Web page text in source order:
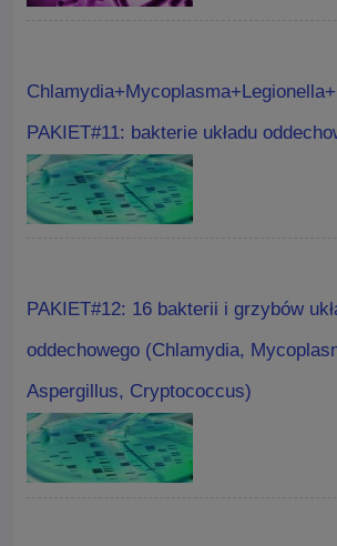
PAKIET#11: bakterie układu
PAKIET#12: 16 bakterii i grzybów
oddechowego (Chlamydia,
Aspergillus, Cryptococcus)